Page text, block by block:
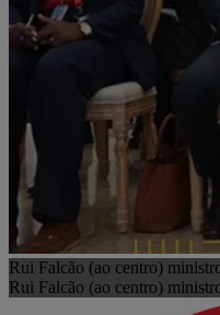
Rui Falcão (ao centro)
Rui Falcão (ao centro)